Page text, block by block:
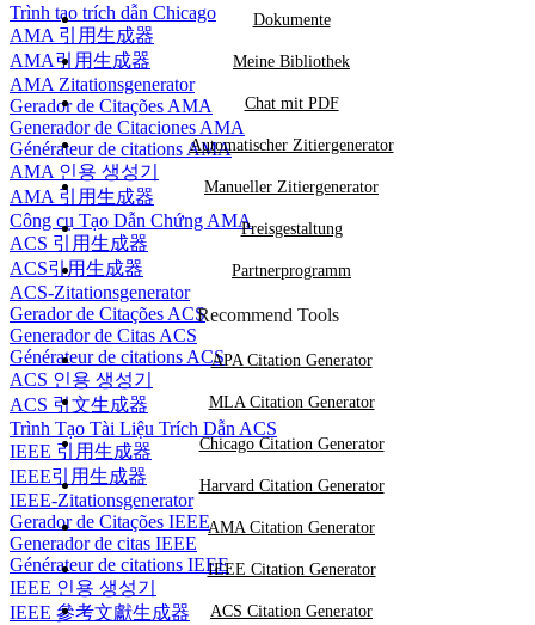
Trình tạo trích dẫn Chicago
AMA 引用生成器
AMA引用生成器
AMA Zitationsgenerator
Gerador de Citações AMA
Generador de Citaciones AMA
Générateur de citations AMA
AMA 인용 생성기
AMA 引用生成器
Công cụ Tạo Dẫn Chứng AMA
ACS 引用生成器
ACS引用生成器
ACS-Zitationsgenerator
Gerador de Citações ACS
Generador de Citas ACS
Générateur de citations ACS
ACS 인용 생성기
ACS 引文生成器
Trình Tạo Tài Liệu Trích Dẫn ACS
IEEE 引用生成器
IEEE引用生成器
IEEE-Zitationsgenerator
Gerador de Citações IEEE
Generador de citas IEEE
Générateur de citations IEEE
IEEE 인용 생성기
IEEE 參考文獻生成器
Dokumente
Meine Bibliothek
Chat mit PDF
Automatischer Zitiergenerator
Manueller Zitiergenerator
Preisgestaltung
Partnerprogramm
Recommend Tools
APA Citation Generator
MLA Citation Generator
Chicago Citation Generator
Harvard Citation Generator
AMA Citation Generator
IEEE Citation Generator
ACS Citation Generator